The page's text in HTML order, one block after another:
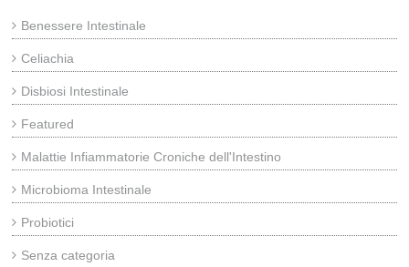
Benessere Intestinale
Celiachia
Disbiosi Intestinale
Featured
Malattie Infiammatorie Croniche dell'Intestino
Microbioma Intestinale
Probiotici
Senza categoria